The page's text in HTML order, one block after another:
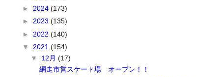
► 2024(173)
►2023(135)
► 2022(140)
▼2021(154)
▼ 12月(17)
網走市営スケート場 オープン！！